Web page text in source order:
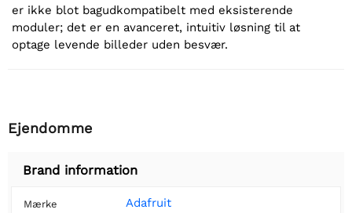
er ikke blot bagudkompatibelt med eksisterende
moduler; det er en avanceret, intuitiv løsning til at
optage levende billeder uden besvær.
Ejendomme
Brand information
Mærke Adafruit